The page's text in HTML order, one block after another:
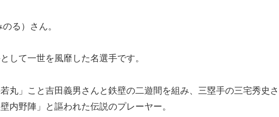
る）さん。
して一世を風靡した名選手です。
丸」こと吉田義男さんと鉄壁の二遊間を組み、三塁手の三宅秀史さ
内野陣」と謳われた伝説のプレーヤー。